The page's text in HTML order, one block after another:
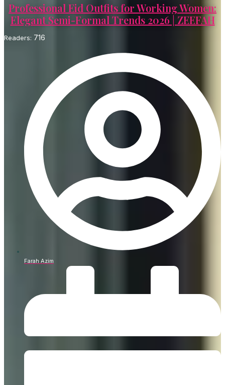
Professional Eid Outfits for Working Women:
Elegant Semi-Formal Trends 2026 | ZEEFAH
Readers: 716
Farah Azim